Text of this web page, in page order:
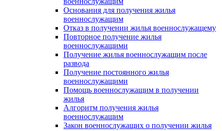
Основания для получения жилья
военнослужащим
Отказ в получении жилья военнослужащему
Повторное получение жилья
военнослужащими
Получение жилья военнослужащим после
развода
Получение постоянного жилья
военнослужащими
Помощь военнослужащим в получении
жилья
Алгоритм получения жилья
военнослужащим
Закон военнослужащих о получении жилья